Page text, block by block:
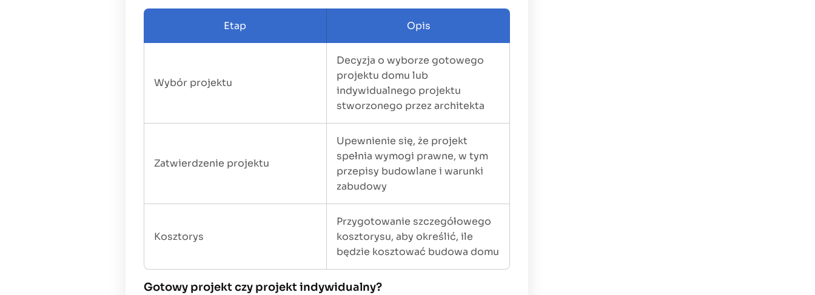
Etap Opis
Wybór projektu
Decyzja o wyborze gotowego
projektu domu lub
indywidualnego projektu
stworzonego przez architekta
Zatwierdzenie projektu
Upewnienie się, że projekt
spełnia wymogi prawne, w tym
przepisy budowlane i warunki
zabudowy
Kosztorys
Przygotowanie szczegółowego
kosztorysu, aby określić, ile
będzie kosztować budowa domu
Gotowy projekt czy projekt indywidualny?